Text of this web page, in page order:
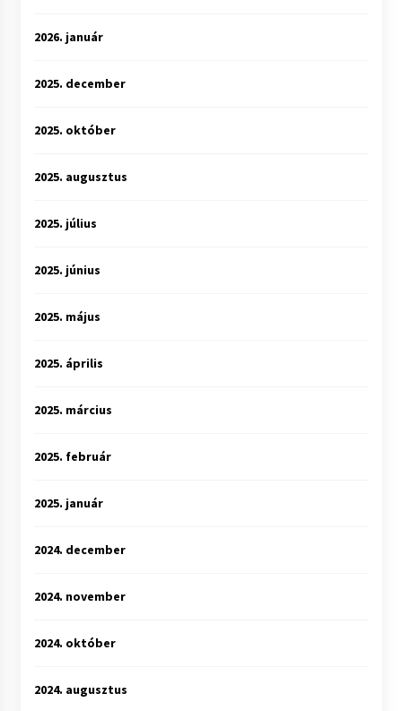
2026. január
2025. december
2025. október
2025. augusztus
2025. július
2025. június
2025. május
2025. április
2025. március
2025. február
2025. január
2024. december
2024. november
2024. október
2024. augusztus